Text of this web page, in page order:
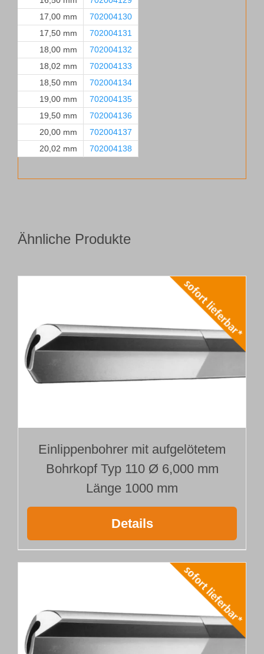
17,00 mm
702004130
17,50 mm
702004131
18,00 mm
702004132
18,02 mm
702004133
18,50 mm
702004134
19,00 mm
702004135
19,50 mm
702004136
20,00 mm
702004137
20,02 mm
702004138
Ähnliche Produkte
Einlippenbohrer mit aufgelötetem
Bohrkopf Typ 110 Ø 6,000 mm
Länge 1000 mm
Details